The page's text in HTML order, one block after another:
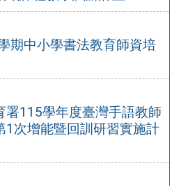
期中小學書法教育師資培
署115學年度臺灣手語教師
1次增能暨回訓研習實施計